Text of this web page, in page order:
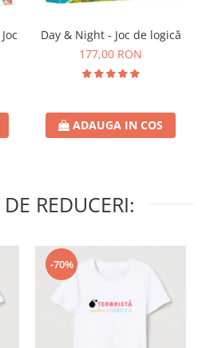
Day & Night - Joc de logică
177,00 RON
ADAUGA IN COS
REDUCERI:
-70%